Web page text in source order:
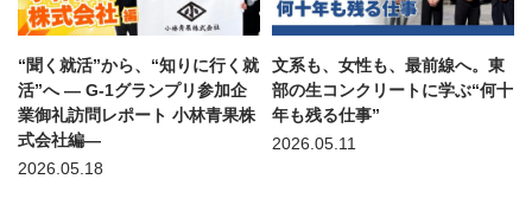
“聞く就活”から、“知りに行く就
活”へ — G-1グランプリ参加企
業御礼訪問レポート 小林青果株
式会社編—
2026.05.18
文系も、女性も、最前線へ。東
部の生コンクリートに学ぶ“何十
年も残る仕事”
2026.05.11